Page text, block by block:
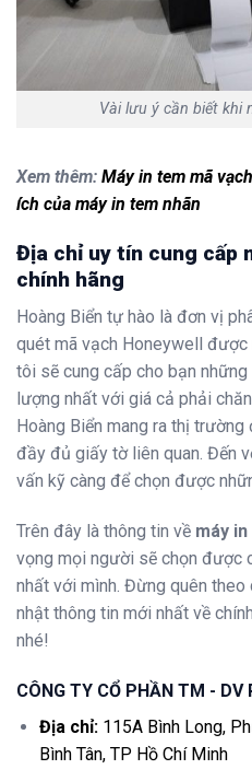
Vài lưu ý cần biết khi
Xem thêm: Máy in tem mã
ích của máy in tem nhãn
Địa chỉ uy tín cung cấp
chính hãng
Hoàng Biển tự hào là đơn vị
quét mã vạch Honeywell được
tôi sẽ cung cấp cho bạn
lượng nhất với giá cả phải
Hoàng Biển mang ra thị trường
đầy đủ giấy tờ liên quan. Đến
vấn kỹ càng để chọn được
Trên đây là thông tin về máy
vọng mọi người sẽ chọn được
nhất với mình. Đừng quên
nhật thông tin mới nhất về
nhé!
CÔNG TY CỔ PHẦN TM - DV
Địa chỉ:115A Bình Long,
Bình Tân, TP Hồ Chí Minh